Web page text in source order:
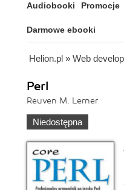
Audiobooki Promocje
Darmowe ebooki
Helion.pl » Web
Perl
Reuven M. Lerner
Niedostępna